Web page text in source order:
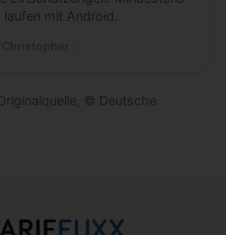
mit Android.
© Deutsche